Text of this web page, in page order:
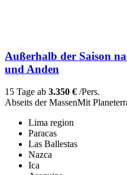
Außerhalb der Saison
und Anden
15 Tage ab 3.350 € /Pers.
Abseits der MassenMit
Lima region
Paracas
Las Ballestas
Nazca
Ica